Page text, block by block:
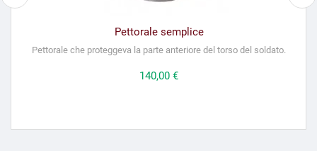
Pettorale semplice
Pettorale che proteggeva la parte anteriore del torso del soldato.
Prezzo
140,00 €